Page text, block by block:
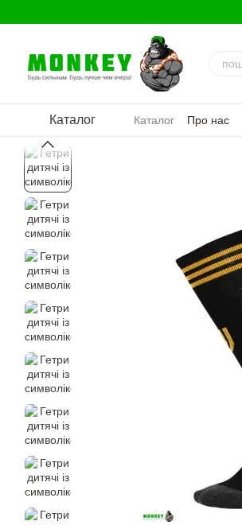
Каталог Каталог Про нас